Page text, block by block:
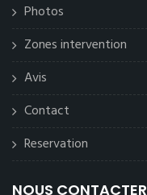
Photos
Zones intervention
Avis
Contact
Reservation
NOUS CONTACTER